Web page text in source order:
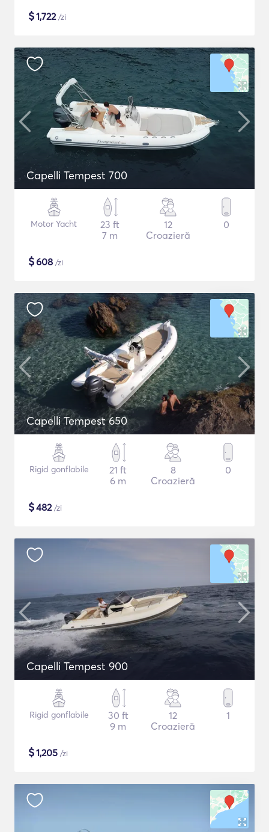
$1,722/zi
Capelli Tempest 700
Motor Yacht
23 ft
7 m
12
Croazieră
0
$608 /zi
Capelli Tempest 650
Rigid gonflabile
21 ft
6 m
8
Croazieră
0
$482/zi
Capelli Tempest 900
Rigid gonflabile
30 ft
9 m
12
Croazieră
1
$1,205 /zi